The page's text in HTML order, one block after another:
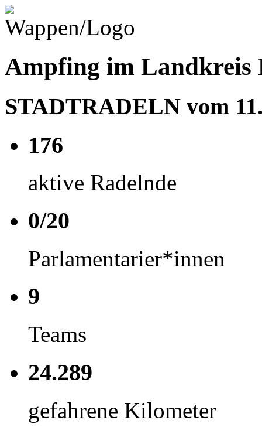
Ampfing im
STADTRADELN vom
176
aktive Radelnde
0/20
Parlamentarier*innen
9
Teams
24.289
gefahrene Kilometer